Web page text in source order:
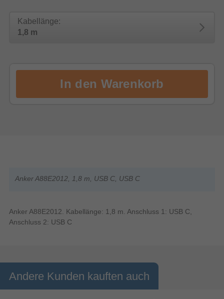
Kabellänge:
1,8 m
Anker A88E2012, 1,8 m, USB C, USB C
Anker A88E2012. Kabellänge: 1,8 m. Anschluss 1: USB C,
Anschluss 2: USB C
Andere Kunden kauften auch